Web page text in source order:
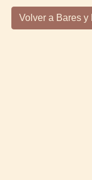
Volver a Bares y